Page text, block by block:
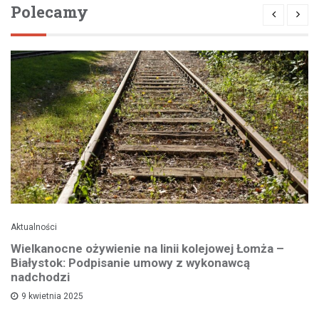
Polecamy
Aktualności
Wielkanocne ożywienie na linii kolejowej Łomża –
Białystok: Podpisanie umowy z wykonawcą
nadchodzi
9 kwietnia 2025